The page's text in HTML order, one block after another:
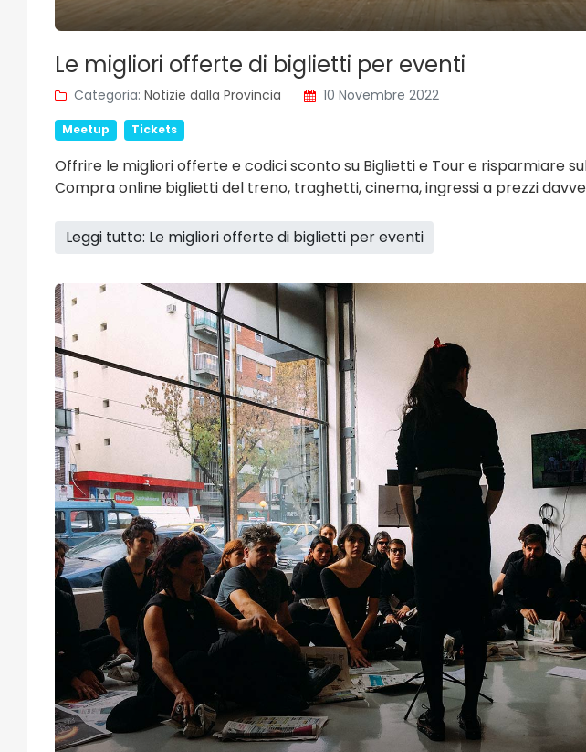
Le migliori offerte di biglietti per eventi
Categoria: Notizie dalla Provincia 10 Novembre 2022
Meetup Tickets
Offrire le migliori offerte e codici sconto su Biglietti e Tour e risparmiare
Compra online biglietti del treno, traghetti, cinema, ingressi a prezzi
Leggi tutto: Le migliori offerte di biglietti per eventi
2 eventi
Eventi Religiosi